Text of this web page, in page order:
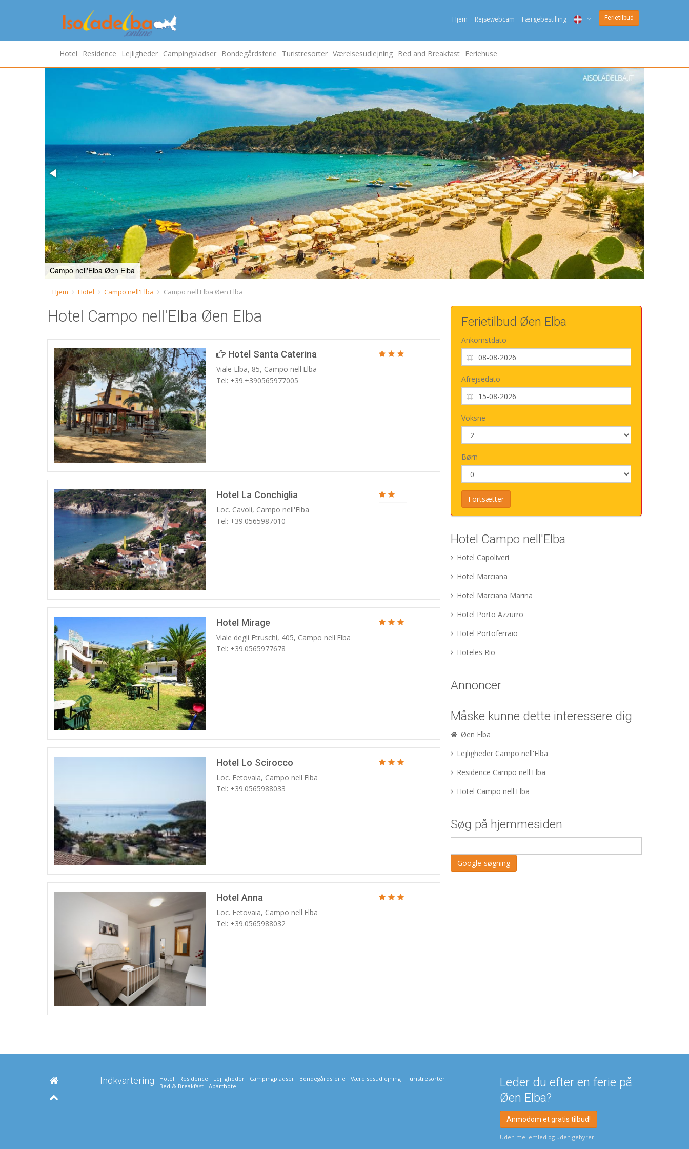
Hjem Rejsewebcam Færgebestilling
ENG
NED
FRA
PYC
DAN
ESP
SLO
Ferietilbud
Hotel Residence Lejligheder Campingpladser Bondegårdsferie Turistresorter Værelsesudlejning Bed and Breakfast Feriehuse
Campo nell'Elba Øen Elba
Hjem Hotel Campo nell'Elba Campo nell'Elba Øen Elba
Hotel Campo nell'Elba Øen Elba
Hotel Santa Caterina
Viale Elba, 85, Campo nell'Elba
Tel: +39.+390565977005
Hotel La Conchiglia
Loc. Cavoli, Campo nell'Elba
Tel: +39.0565987010
Hotel Mirage
Viale degli Etruschi, 405, Campo nell'Elba
Tel: +39.0565977678
Hotel Lo Scirocco
Loc. Fetovaia, Campo nell'Elba
Tel: +39.0565988033
Hotel Anna
Loc. Fetovaia, Campo nell'Elba
Tel: +39.0565988032
Ferietilbud Øen Elba
Ankomstdato
Afrejsedato
Voksne
Børn
Hotel Campo nell'Elba
Hotel Capoliveri
Hotel Marciana
Hotel Marciana Marina
Hotel Porto Azzurro
Hotel Portoferraio
Hoteles Rio
Annoncer
Måske kunne dette interessere dig
Øen Elba
Lejligheder Campo nell'Elba
Residence Campo nell'Elba
Hotel Campo nell'Elba
Søg på hjemmesiden
Indkvartering Hotel Residence Lejligheder Campingpladser Bondegårdsferie Værelsesudlejning
Turistresorter
Bed & Breakfast
Aparthotel
Leder du efter en ferie på
Øen Elba?
Anmodom et gratis tilbud!
Uden mellemled og uden gebyrer!